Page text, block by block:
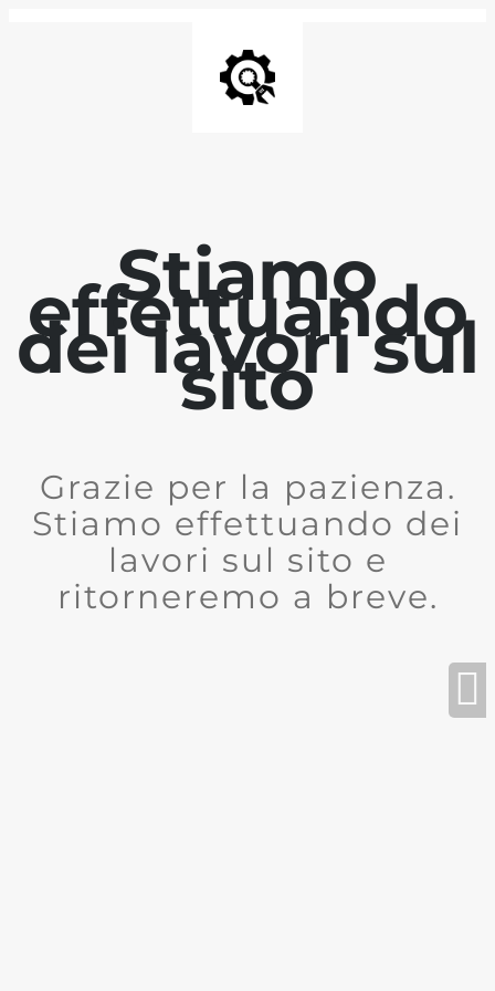
Stiamo
effettuando
dei lavori sul
sito
Grazie per la pazienza.
Stiamo effettuando dei
lavori sul sito e
ritorneremo a breve.